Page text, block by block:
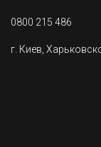
0800 215 486
г. Киев,